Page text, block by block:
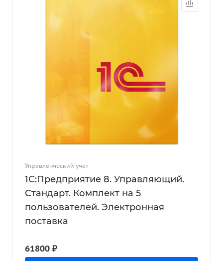
Управленческий учет
1С:Предприятие 8. Управляющий.
Стандарт. Комплект на 5
пользователей. Электронная
поставка
61800 ₽